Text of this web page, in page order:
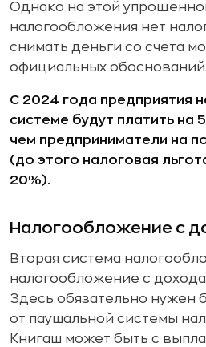
Однако на этой
налогообложения нет
снимать деньги со счета
официальных обоснований.
С 2024 года предприятия
системе будут платить на
чем предприниматели на
(до этого налоговая
20%).
Налогообложение с
Вторая система
налогообложение с дохода
Здесь обязательно нужен
от паушальной системы
Книгаш может быть с